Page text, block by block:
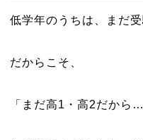
低学年のうちは、まだ
だからこそ、
「まだ高1・高2だから